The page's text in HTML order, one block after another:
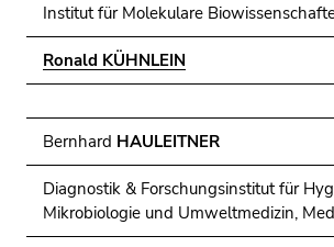
Institut für Molekulare
Ronald KÜHNLEIN
Bernhard HAULEITNER
Diagnostik & Forschungsinstitut für
Mikrobiologie und Umweltmedizin,